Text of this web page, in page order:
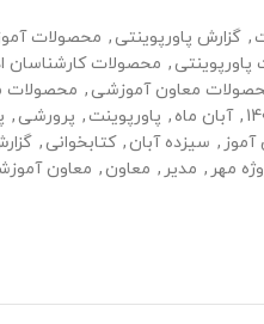
, گزارش پاورپوینتی , محصولات
, محصولات کارشناسان
معاون آموزشی , محصولات
, آبان ماه , پاورپوینت , پرورشی ,
آموز , سیزده آبان , کتابخوانی ,
مهر , مدیر , معاون , معاون